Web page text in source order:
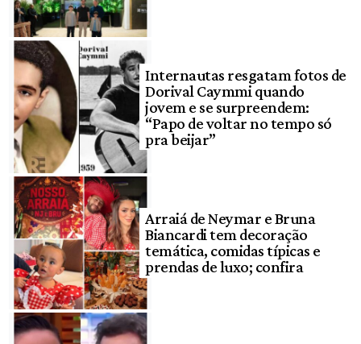
Internautas resgatam fotos de
Dorival Caymmi quando
jovem e se surpreendem:
“Papo de voltar no tempo só
pra beijar”
Arraiá de Neymar e Bruna
Biancardi tem decoração
temática, comidas típicas e
prendas de luxo; confira